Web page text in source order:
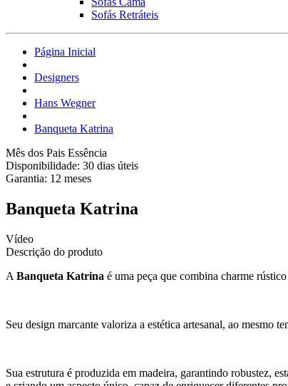
Sofás Retráteis
Página Inicial
Designers
Hans Wegner
Banqueta Katrina
Mês dos Pais Essência
Disponibilidade: 30 dias úteis
Garantia: 12 meses
Banqueta Katrina
Vídeo
Descrição do produto
A Banqueta Katrina é uma peça que combina charme
Seu design marcante valoriza a estética artesanal, ao mesmo
Sua estrutura é produzida em madeira, garantindo robustez,